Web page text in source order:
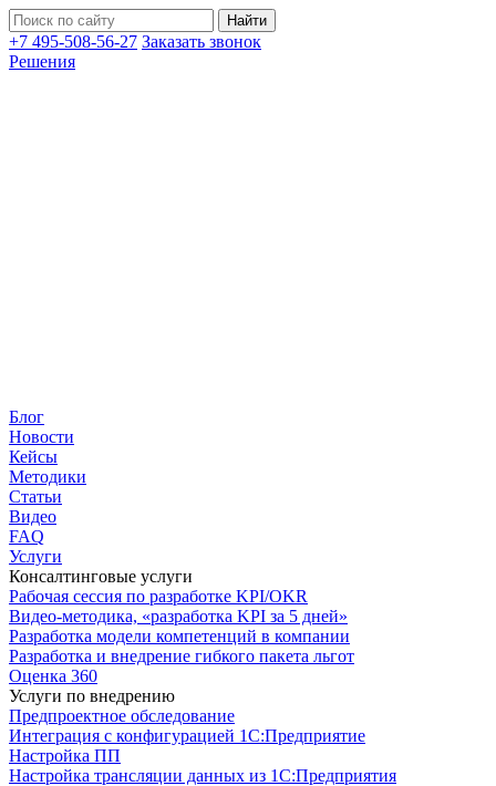
+7 495-508-56-27 Заказать звонок
Решения
Блог
Новости
Кейсы
Методики
Статьи
Видео
FAQ
Услуги
Консалтинговые услуги
Рабочая сессия по разработке KPI/OKR
Видео-методика, «разработка KPI за 5 дней»
Разработка модели компетенций в компании
Разработка и внедрение гибкого пакета льгот
Оценка 360
Услуги по внедрению
Предпроектное обследование
Интеграция с конфигурацией 1С:Предприятие
Настройка ПП
Настройка трансляции данных из 1С:Предприятия